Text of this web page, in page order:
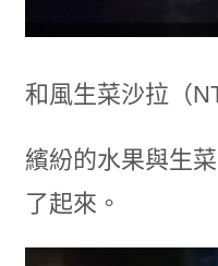
和風生菜沙拉（
繽紛的水果與生
了起來。